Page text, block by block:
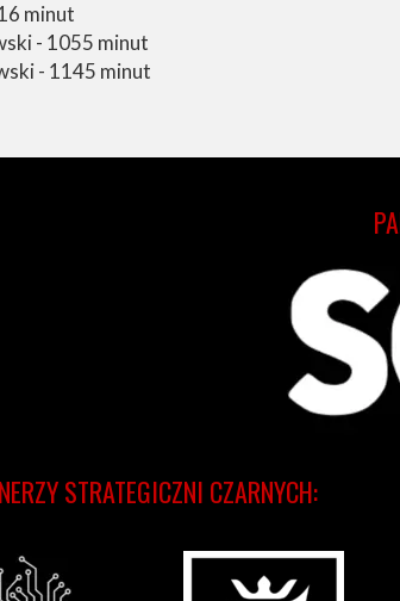
minut
- 1055 minut
- 1145 minut
STRATEGICZNI CZARNYCH: